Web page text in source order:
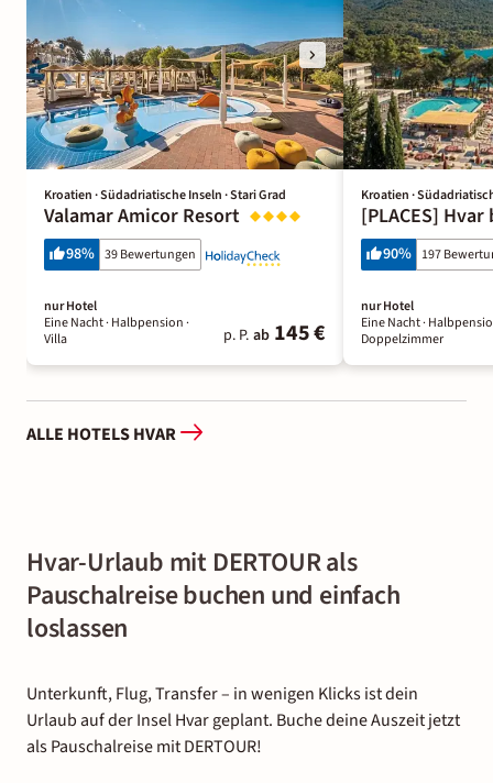
Kroatien · Südadriatische Inseln · Stari Grad
Valamar Amicor Resort
98% 39 Bewertungen
nur Hotel
Eine Nacht· Halbpension·
Villa
p. P. ab 145 €
Kroatien ·
[PLACES]
90% 197
nur Hotel
Eine Nacht·
Doppelzimmer
ALLE HOTELS HVAR
Hvar-Urlaub mit DERTOUR als
Pauschalreise buchen und einfach
loslassen
Unterkunft, Flug, Transfer – in wenigen Klicks ist dein
Urlaub auf der Insel Hvar geplant. Buche deine Auszeit jetzt
als Pauschalreise mit DERTOUR!